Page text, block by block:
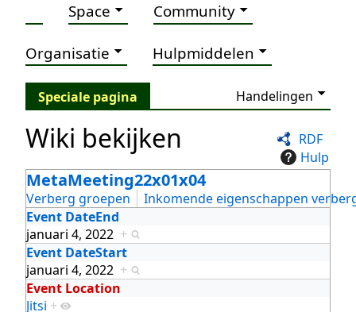
Space Community
Organisatie Hulpmiddelen
Speciale pagina Handelingen
RDF
Hulp
Wiki bekijken
MetaMeeting22x01x04
Verberg groepen
Inkomende eigenschappen
Event DateEnd
januari 4, 2022 +
Event DateStart
januari 4, 2022 +
Event Location
Jitsi +